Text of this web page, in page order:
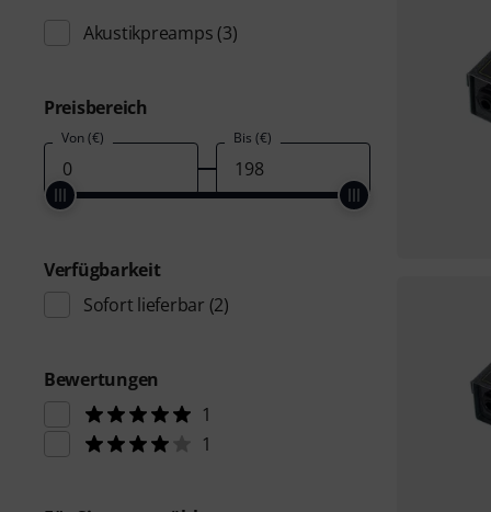
Akustikpreamps (3)
Preisbereich
Von (€) Bis (€)
Verfügbarkeit
Sofort lieferbar (2)
Bewertungen
1
1